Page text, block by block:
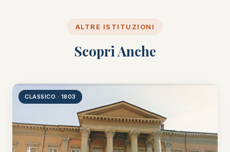
ALTRE ISTITUZIONI
Scopri Anche
CLASSICO · 1803